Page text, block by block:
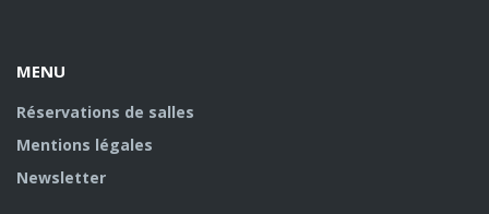
MENU
Réservations de salles
Mentions légales
Newsletter